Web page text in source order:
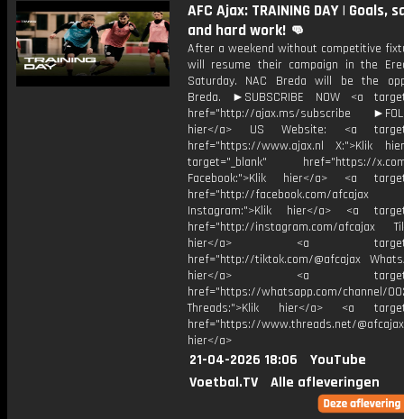
AFC Ajax: TRAINING DAY | Goals,
and hard work! 👊
After a weekend without competitive
will resume their campaign in the
Saturday. NAC Breda will be the
Breda. ►SUBSCRIBE NOW <a
href="http://ajax.ms/subscribe
hier</a> US Website: <a
href="https://www.ajax.nl X:">Klik
target="_blank" href="https://x.com/
Facebook:">Klik hier</a> <a
href="http://facebook.com/afcajax
Instagram:">Klik hier</a> <a
href="http://instagram.com/afcajax
hier</a> <a
href="http://tiktok.com/@afcajax
hier</a> <a
href="https://whatsapp.com/channel/
Threads:">Klik hier</a> <a
href="https://www.threads.net/
hier</a>
21-04-2026 18:06
YouTube
Voetbal.TV
Alle afleveringen